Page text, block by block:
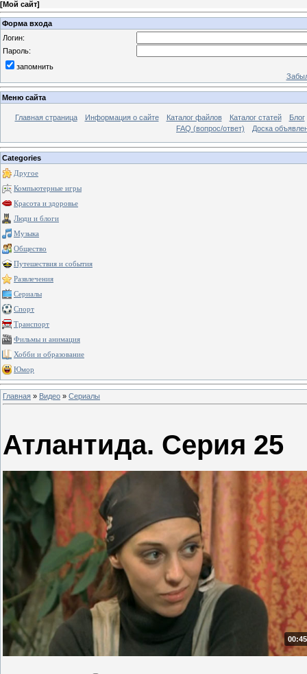
[Мой сайт]
Форма входа
Логин:
Пароль:
запомнить
Меню сайта
Главная страница Информация о сайте Каталог файлов Каталог статей
Блог
FAQ (вопрос/ответ)
Доска
Categories
Другое
Компьютерные игры
Красота и здоровье
Люди и блоги
Музыка
Общество
Путешествия и события
Развлечения
Сериалы
Спорт
Транспорт
Фильмы и анимация
Хобби и образование
Юмор
Главная » Видео » Сериалы
Атлантида. Серия 25